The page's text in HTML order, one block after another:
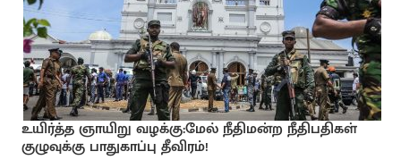
உயிர்த்த ஞாயிறு வழக்கு:மேல் நீதிமன்ற நீதிபதிகள்
குழுவுக்கு பாதுகாப்பு தீவிரம்!